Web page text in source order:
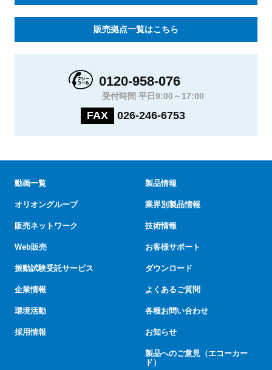
販売拠点一覧はこちら
0120-958-076
受付時間 平日9:00～17:00
FAX 026-246-6753
動画一覧
オリオングループ
販売ネットワーク
Web販売
振動試験受託サービス
企業情報
環境活動
採用情報
製品情報
業界別製品情報
技術情報
お客様サポート
ダウンロード
よくあるご質問
各種お問い合わせ
お知らせ
製品へのご意見（エコーカー
ド）